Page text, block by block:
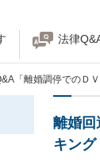
法律
「離婚調停でのＤ
離婚回
キング